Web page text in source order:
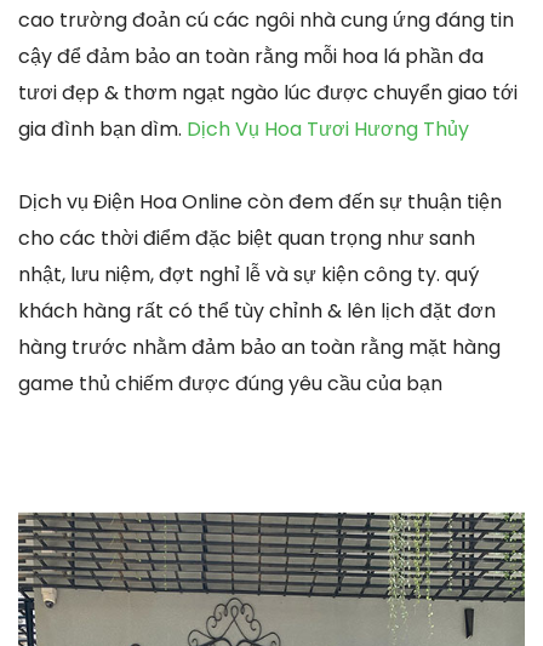
cao trường đoản cú các ngôi nhà cung ứng đáng tin
cậy để đảm bảo an toàn rằng mỗi hoa lá phần đa
tươi đẹp & thơm ngạt ngào lúc được chuyển giao tới
gia đình bạn dìm. Dịch Vụ Hoa Tươi Hương Thủy
Dịch vụ Điện Hoa Online còn đem đến sự thuận tiện
cho các thời điểm đặc biệt quan trọng như sanh
nhật, lưu niệm, đợt nghỉ lễ và sự kiện công ty. quý
khách hàng rất có thể tùy chỉnh & lên lịch đặt đơn
hàng trước nhằm đảm bảo an toàn rằng mặt hàng
game thủ chiếm được đúng yêu cầu của bạn